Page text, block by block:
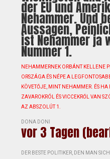
der EU und
Nehammer. Und
Aussagen,
ist Nehammer ja
Nummer 1.
NEHAMMERNEK ORBÁNT KELLENE
ORSZÁGA ÉS NÉPE A
KÖVETŐJE, MINT NEHAMMER. ÉS HA
ZAVAROKRÓL ÉS VICCEKRŐL VAN
AZ ABSZOLÚT 1.
DONA DONI
vor 3 Tagen
DER BESTE POLITIKER, DEN MAN